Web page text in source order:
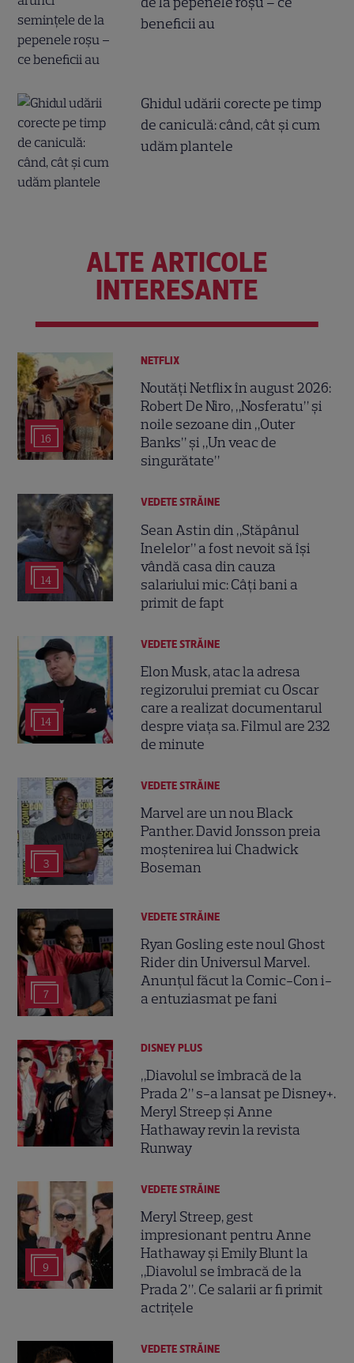
beneficii au
Ghidul udării corecte pe timp
de caniculă: când, cât şi cum
udăm plantele
ALTE ARTICOLE
INTERESANTE
16
NETFLIX
Noutăți Netflix în august 2026:
Robert De Niro, „Nosferatu” și
noile sezoane din „Outer
Banks” și „Un veac de
singurătate”
14
VEDETE STRĂINE
Sean Astin din „Stăpânul
Inelelor” a fost nevoit să își
vândă casa din cauza
salariului mic: Câți bani a
primit de fapt
14
VEDETE STRĂINE
Elon Musk, atac la adresa
regizorului premiat cu Oscar
care a realizat documentarul
despre viața sa. Filmul are 232
de minute
3
VEDETE STRĂINE
Marvel are un nou Black
Panther. David Jonsson preia
moștenirea lui Chadwick
Boseman
7
VEDETE STRĂINE
Ryan Gosling este noul Ghost
Rider din Universul Marvel.
Anunțul făcut la Comic-Con i-
a entuziasmat pe fani
DISNEY PLUS
„Diavolul se îmbracă de la
Prada 2” s-a lansat pe Disney+.
Meryl Streep și Anne
Hathaway revin la revista
Runway
9
VEDETE STRĂINE
Meryl Streep, gest
impresionant pentru Anne
Hathaway și Emily Blunt la
„Diavolul se îmbracă de la
Prada 2”. Ce salarii ar fi primit
actrițele
VEDETE STRĂINE